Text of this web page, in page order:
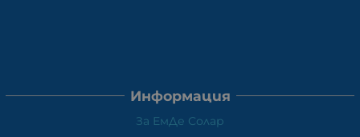
Информация
За ЕмДе Солар